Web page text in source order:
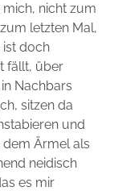
nicht zum
letzten Mal,
ist doch
fällt, über
Nachbars
sitzen da
und
dem Ärmel als
neidisch
es mir